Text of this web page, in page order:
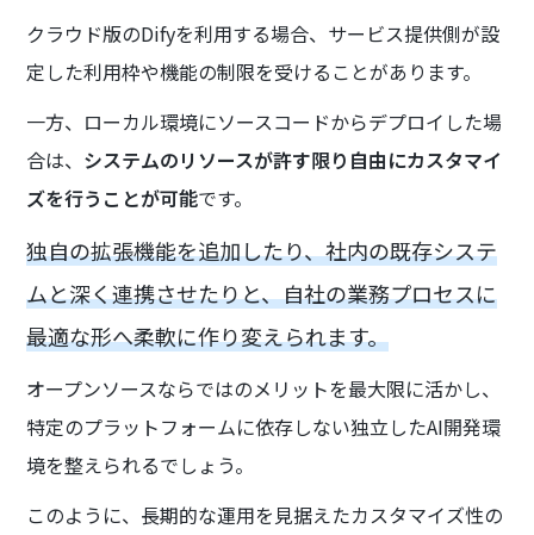
クラウド版のDifyを利用する場合、サービス提供側が設
定した利用枠や機能の制限を受けることがあります。
一方、ローカル環境にソースコードからデプロイした場
合は、 システムのリソースが許す限り自由にカスタマイ
ズを行うことが可能です。
独自の拡張機能を追加したり、社内の既存システ
ムと深く連携させたりと、自社の業務プロセスに
最適な形へ柔軟に作り変えられます。
オープンソースならではのメリットを最大限に活かし、
特定のプラットフォームに依存しない独立したAI開発環
境を整えられるでしょう。
このように、長期的な運用を見据えたカスタマイズ性の